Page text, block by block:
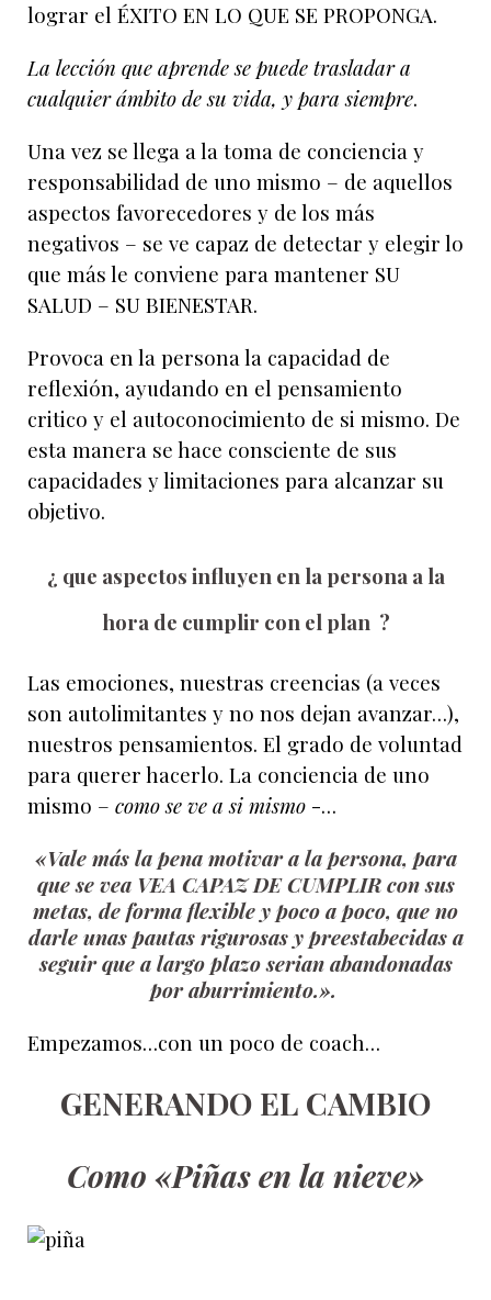
lograr el ÉXITO EN LO QUE SE PROPONGA.
La lección que aprende se puede trasladar a
cualquier ámbito de su vida, y para siempre.
Una vez se llega a la toma de conciencia y
responsabilidad de uno mismo – de aquellos
aspectos favorecedores y de los más
negativos – se ve capaz de detectar y elegir lo
que más le conviene para mantener SU
SALUD – SU BIENESTAR.
Provoca en la persona la capacidad de
reflexión, ayudando en el pensamiento
critico y el autoconocimiento de si mismo. De
esta manera se hace consciente de sus
capacidades y limitaciones para alcanzar su
objetivo.
¿ que aspectos influyen en la persona a la
hora de cumplir con el plan ?
Las emociones, nuestras creencias (a veces
son autolimitantes y no nos dejan avanzar…),
nuestros pensamientos. El grado de voluntad
para querer hacerlo. La conciencia de uno
mismo – como se ve a si mismo -…
«Vale más la pena motivar a la persona, para
que se vea VEA CAPAZ DE CUMPLIR con sus
metas, de forma flexible y poco a poco, que no
darle unas pautas rigurosas y preestabecidas a
seguir que a largo plazo serian abandonadas
por aburrimiento.».
Empezamos…con un poco de coach…
GENERANDO EL CAMBIO
Como «Piñas en la nieve»